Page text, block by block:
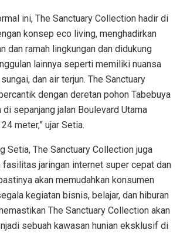
ini, The Sanctuary Collection hadir di
konsep eco living, menghadirkan
dan ramah lingkungan dan didukung
lainnya seperti memiliki nuansa
dan air terjun. The Sanctuary
dengan deretan pohon Tabebuya
di sepanjang jalan Boulevard Utama
meter,” ujar Setia.
Setia, The Sanctuary Collection juga
jaringan internet super cepat dan
akan memudahkan konsumen
kegiatan bisnis, belajar, dan hiburan
The Sanctuary Collection akan
sebuah kawasan hunian eksklusif di